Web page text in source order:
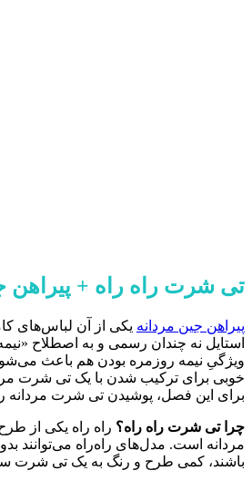
تی شرت راه راه + پیراهن
پیراهن جین مردانه یکی از آن لباس‌های
استایل نه چندان رسمی و به اصطلاح
ویژگیِ نیمه روزمره بودن هم باعث
خوبی برای ترکیب شدن با یک تی شرت
برای این فصل، پوشیدن تی شرت مردانه
چرا تی شرت راه راه؟ راه راه یکی از
مردانه است. مدل‌های راه‌راه می‌توانند
باشند، کمی طرح و رنگ به یک تی شرت